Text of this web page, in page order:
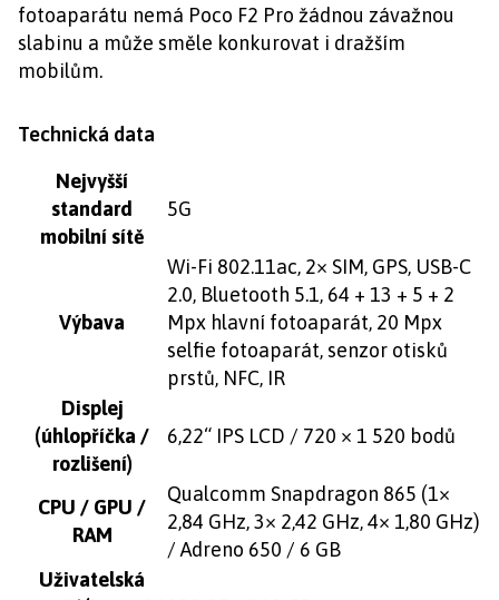
fotoaparátu nemá Poco F2 Pro žádnou závažnou
slabinu a může směle konkurovat i dražším
mobilům.
Technická data
Nejvyšší
standard
mobilní sítě
5G
Výbava
Wi-Fi 802.11ac, 2× SIM, GPS, USB-C
2.0, Bluetooth 5.1, 64 + 13 + 5 + 2
Mpx hlavní fotoaparát, 20 Mpx
selfie fotoaparát, senzor otisků
prstů, NFC, IR
Displej
(úhlopříčka /
rozlišení)
6,22“ IPS LCD / 720 × 1 520 bodů
CPU / GPU /
RAM
Qualcomm Snapdragon 865 (1×
2,84 GHz, 3× 2,42 GHz, 4× 1,80 GHz)
/ Adreno 650 / 6 GB
Uživatelská